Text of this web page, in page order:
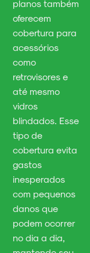
planos também
oferecem
cobertura para
acessórios
como
retrovisores e
até mesmo
vidros
blindados. Esse
tipo de
cobertura evita
gastos
inesperados
com pequenos
danos que
podem ocorrer
no dia a dia,